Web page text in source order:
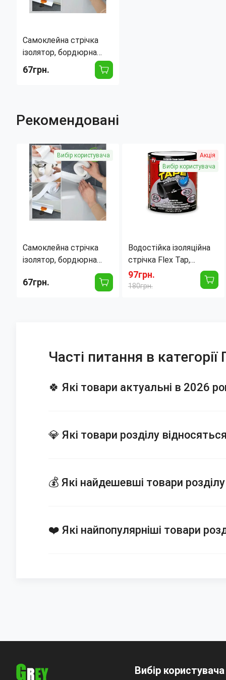
Самоклейна стрічка
ізолятор, бордюрна
стрічка для ванної 38
мм х 3.2 м від води,
67грн.
Рекомендовані
Вибір користувача
Самоклейна стрічка
ізолятор, бордюрна
стрічка для ванної 38
мм х 3.2 м від води,
67грн.
Акція
Вибір користувача
Водостійка ізоляційна
стрічка Flex Tap,
витримує до 50 кг,
одностороння
97грн.
180грн.
Часті питання в
🍀 Які товари актуальні в 2026
💎 Які товари розділу
💰 Які найдешевші товари
❤️ Які найпопулярніші товари
Вибір користувача